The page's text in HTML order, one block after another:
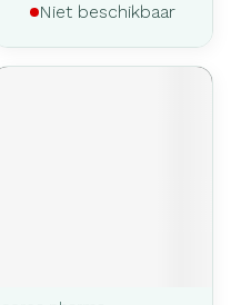
Niet beschikbaar